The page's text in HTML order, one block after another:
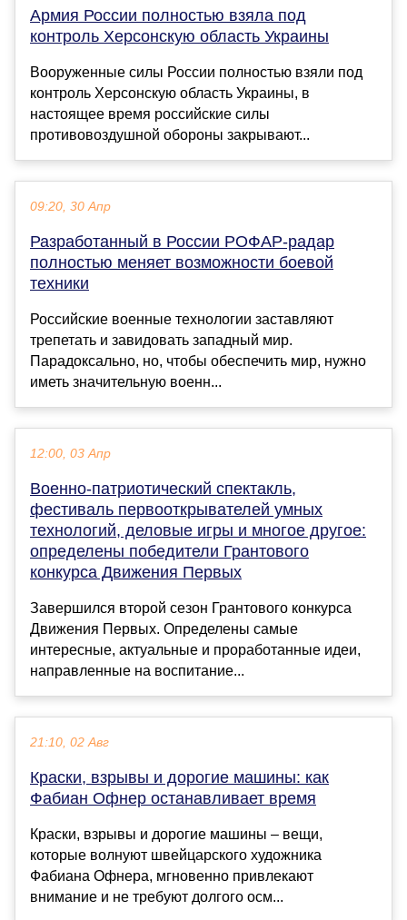
Армия России полностью взяла под
контроль Херсонскую область Украины
Вооруженные силы России полностью взяли под
контроль Херсонскую область Украины, в
настоящее время российские силы
противовоздушной обороны закрывают...
09:20, 30 Апр
Разработанный в России РОФАР-радар
полностью меняет возможности боевой
техники
Российские военные технологии заставляют
трепетать и завидовать западный мир.
Парадоксально, но, чтобы обеспечить мир, нужно
иметь значительную военн...
12:00, 03 Апр
Военно-патриотический спектакль,
фестиваль первооткрывателей умных
технологий, деловые игры и многое другое:
определены победители Грантового
конкурса Движения Первых
Завершился второй сезон Грантового конкурса
Движения Первых. Определены самые
интересные, актуальные и проработанные идеи,
направленные на воспитание...
21:10, 02 Авг
Краски, взрывы и дорогие машины: как
Фабиан Офнер останавливает время
Краски, взрывы и дорогие машины – вещи,
которые волнуют швейцарского художника
Фабиана Офнера, мгновенно привлекают
внимание и не требуют долгого осм...